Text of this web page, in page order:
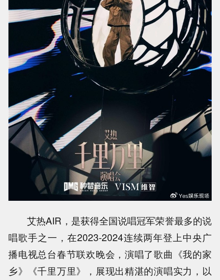
艾热AIR，是获得全国说唱冠军荣誉最多的说
唱歌手之一，在2023-2024连续两年登上中央广
播电视总台春节联欢晚会，演唱了歌曲《我的家
乡》《千里万里》，展现出精湛的演唱实力，以